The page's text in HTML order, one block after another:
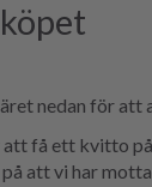
nedan för att
få ett kvitto
att vi har